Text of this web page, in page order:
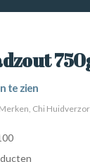
te zien
, Chi